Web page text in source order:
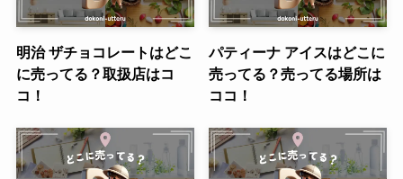
明治 ザチョコレートはどこ
に売ってる？取扱店はコ
コ！
パティーナ アイスはどこに
売ってる？売ってる場所は
ココ！